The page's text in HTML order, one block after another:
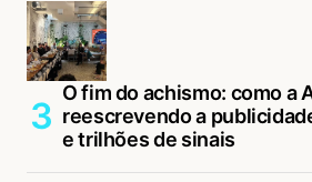
O fim do achismo: como a
reescrevendo a
e trilhões de sinais